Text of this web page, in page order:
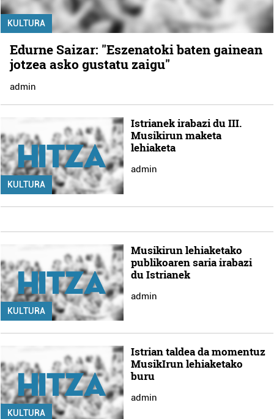
KULTURA
Edurne Saizar: "Eszenatoki baten gainean
jotzea asko gustatu zaigu"
admin
KULTURA
Istrianek irabazi du III.
Musikirun maketa
lehiaketa
admin
KULTURA
Musikirun lehiaketako
publikoaren saria irabazi
du Istrianek
admin
KULTURA
Istrian taldea da momentuz
MusikIrun lehiaketako
buru
admin